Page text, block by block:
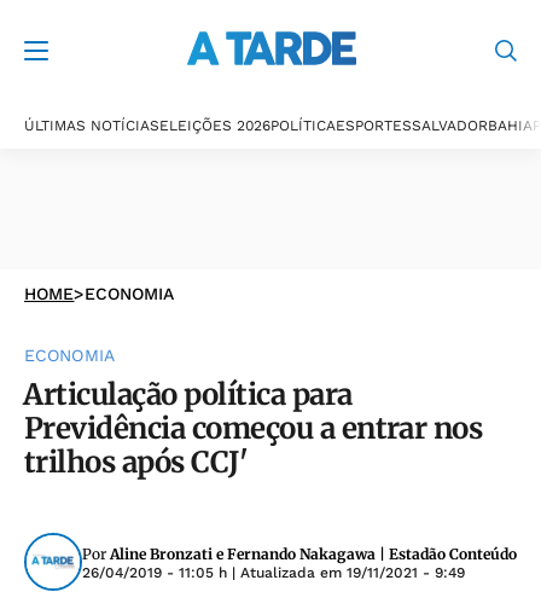
ÚLTIMAS NOTÍCIASELEIÇÕES 2026POLÍTICAESPORTESSALVADORBAHIA
HOME>ECONOMIA
ECONOMIA
Articulação política para
Previdência começou a entrar nos
trilhos após CCJ'
PorAline Bronzati e Fernando Nakagawa | Estadão Conteúdo
26/04/2019 - 11:05 h | Atualizada em 19/11/2021 - 9:49